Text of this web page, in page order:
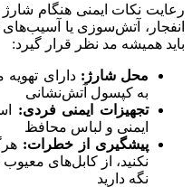
رعایت نکات ایمنی هنگام شارژ
انفجار، آتش‌سوزی یا
باید همیشه مد نظر قرار گیرد:
محل شارژ:دارای
به کپسول آتش‌نشانی
تجهیزات ایمنی فردی:
ایمنی و لباس محافظ
پیشگیری از خطرات:
نکنید، از کابل‌های معیوب
نگه دارید